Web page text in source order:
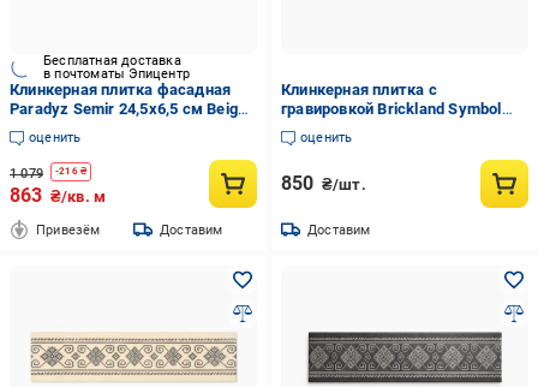
Бесплатная доставка
в почтоматы Эпицентр
Клинкерная плитка фасадная
Paradyz Semir 24,5x6,5 см Beige
(2238)
оценить
1 079 -216₴
863 ₴/кв. м
Привезём Доставим
Клинкерная плитка с
гравировкой Brickland Symbol
Tile 02
оценить
850 ₴/шт.
Доставим